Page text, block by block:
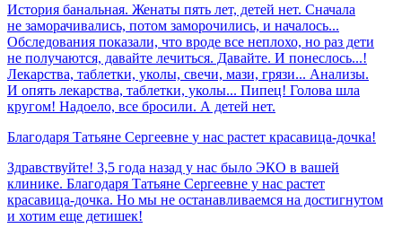
История банальная. Женаты пять лет, детей нет. Сначала
не заморачивались, потом заморочились, и началось...
Обследования показали, что вроде все неплохо, но раз дети
не получаются, давайте лечиться. Давайте. И понеслось...!
Лекарства, таблетки, уколы, свечи, мази, грязи... Анализы.
И опять лекарства, таблетки, уколы... Пипец! Голова шла
кругом! Надоело, все бросили. А детей нет.
Благодаря Татьяне Сергеевне у нас растет красавица-дочка!
Здравствуйте! 3,5 года назад у нас было ЭКО в вашей
клинике. Благодаря Татьяне Сергеевне у нас растет
красавица-дочка. Но мы не останавливаемся на достигнутом
и хотим еще детишек!